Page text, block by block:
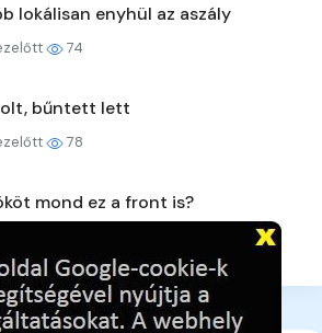
lokálisan enyhül az aszály
74
bűntett lett
78
mond ez a front is?